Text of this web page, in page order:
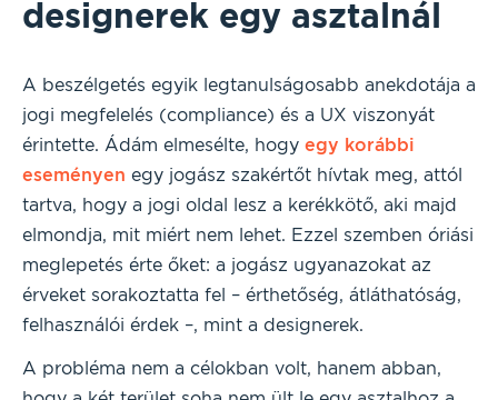
designerek egy asztalnál
A beszélgetés egyik legtanulságosabb anekdotája a
jogi megfelelés (compliance) és a UX viszonyát
érintette. Ádám elmesélte, hogy egy korábbi
eseményen egy jogász szakértőt hívtak meg, attól
tartva, hogy a jogi oldal lesz a kerékkötő, aki majd
elmondja, mit miért nem lehet. Ezzel szemben óriási
meglepetés érte őket: a jogász ugyanazokat az
érveket sorakoztatta fel – érthetőség, átláthatóság,
felhasználói érdek –, mint a designerek.
A probléma nem a célokban volt, hanem abban,